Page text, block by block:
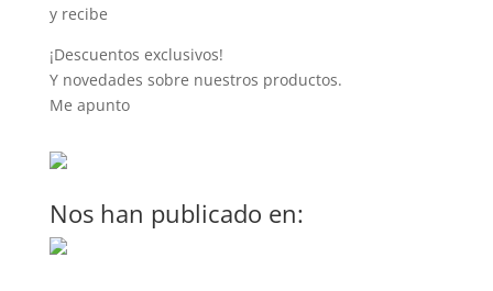
y recibe
¡Descuentos exclusivos!
Y novedades sobre nuestros productos.
Me apunto
Nos han publicado en: